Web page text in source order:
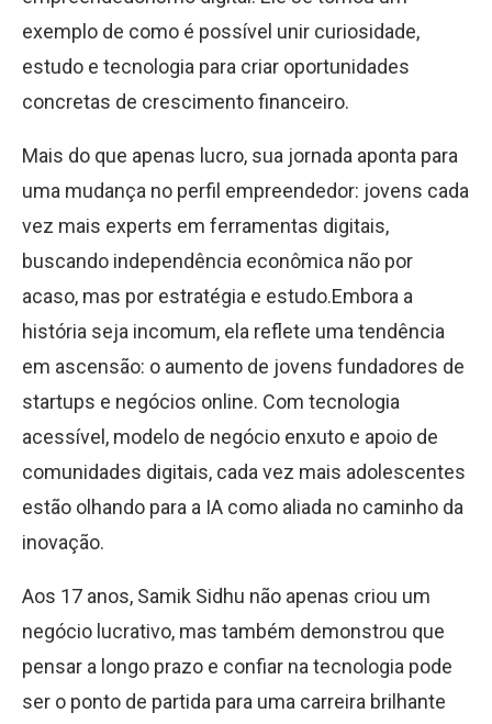
exemplo de como é possível unir curiosidade,
estudo e tecnologia para criar oportunidades
concretas de crescimento financeiro.
Mais do que apenas lucro, sua jornada aponta para
uma mudança no perfil empreendedor: jovens cada
vez mais experts em ferramentas digitais,
buscando independência econômica não por
acaso, mas por estratégia e estudo.Embora a
história seja incomum, ela reflete uma tendência
em ascensão: o aumento de jovens fundadores de
startups e negócios online. Com tecnologia
acessível, modelo de negócio enxuto e apoio de
comunidades digitais, cada vez mais adolescentes
estão olhando para a IA como aliada no caminho da
inovação.
Aos 17 anos, Samik Sidhu não apenas criou um
negócio lucrativo, mas também demonstrou que
pensar a longo prazo e confiar na tecnologia pode
ser o ponto de partida para uma carreira brilhante